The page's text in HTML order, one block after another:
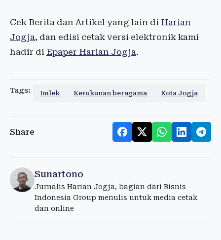
Cek Berita dan Artikel yang lain di Harian
Jogja, dan edisi cetak versi elektronik kami
hadir di Epaper Harian Jogja.
Tags: Imlek Kerukunan beragama Kota Jogja
Share
Sunartono
Jurnalis Harian Jogja, bagian dari Bisnis
Indonesia Group menulis untuk media cetak
dan online